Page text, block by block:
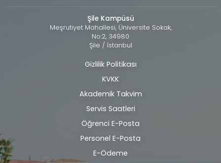
Şile Kampüsü
Meşrutiyet Mahallesi, Üniversite Sokak,
No:2, 34980
Şile / İstanbul
Alt
bilgi
Gizlilik Politikası
KVKK
Akademik Takvim
Servis Saatleri
Öğrenci E-Posta
Personel E-Posta
E-Ödeme